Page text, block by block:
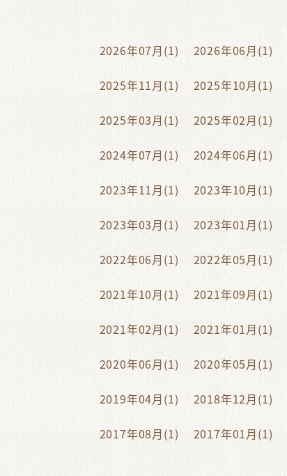
2026年07月(1) 2026年06月(1)
2025年11月(1) 2025年10月(1)
2025年03月(1) 2025年02月(1)
2024年07月(1) 2024年06月(1)
2023年11月(1) 2023年10月(1)
2023年03月(1) 2023年01月(1)
2022年06月(1) 2022年05月(1)
2021年10月(1) 2021年09月(1)
2021年02月(1) 2021年01月(1)
2020年06月(1) 2020年05月(1)
2019年04月(1) 2018年12月(1)
2017年08月(1) 2017年01月(1)